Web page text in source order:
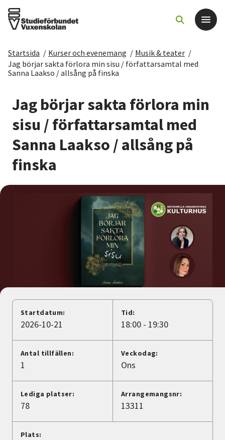
Det här gör vi
Sök kurser och evenemang
Om SV
Lyssna
Startsida / Kurser och evenemang / Musik & teater /
Jag börjar sakta förlora min sisu / författarsamtal med
Sanna Laakso / allsång på finska
Jag börjar sakta förlora min
sisu / författarsamtal med
Sanna Laakso / allsång på
finska
Startdatum:
2026-10-21
Tid:
18:00 - 19:30
Antal tillfällen:
1
Veckodag:
Ons
Lediga platser:
78
Arrangemangsnr:
13311
Plats: